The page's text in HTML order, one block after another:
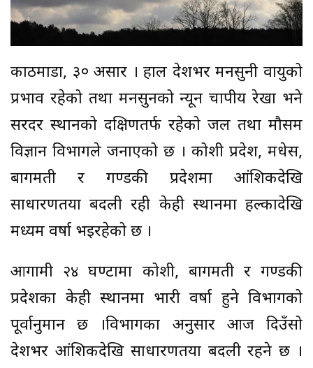
काठमाडौं, ३० असार । हाल देशभर मनसुनी वायुको
प्रभाव रहेको तथा मनसुनको न्यून चापीय रेखा भने
सरदर स्थानको दक्षिणतर्फ रहेको जल तथा मौसम
विज्ञान विभागले जनाएको छ । कोशी प्रदेश, मधेस,
बागमती र गण्डकी प्रदेशमा आंशिकदेखि
साधारणतया बदली रही केही स्थानमा हल्कादेखि
मध्यम वर्षा भइरहेको छ ।
आगामी २४ घण्टामा कोशी, बागमती र गण्डकी
प्रदेशका केही स्थानमा भारी वर्षा हुने विभागको
पूर्वानुमान छ ।विभागका अनुसार आज दिउँसो
देशभर आंशिकदेखि साधारणतया बदली रहने छ ।